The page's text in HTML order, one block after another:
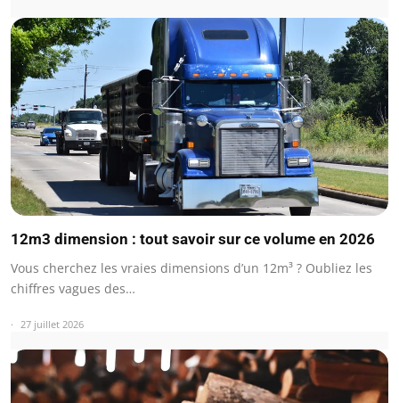
12m3 dimension : tout savoir sur ce volume en 2026
Vous cherchez les vraies dimensions d’un 12m³ ? Oubliez les
chiffres vagues des…
27 juillet 2026